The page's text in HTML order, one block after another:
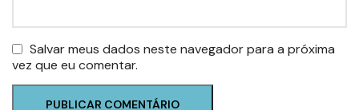
Salvar meus dados neste navegador para a próxima
vez que eu comentar.